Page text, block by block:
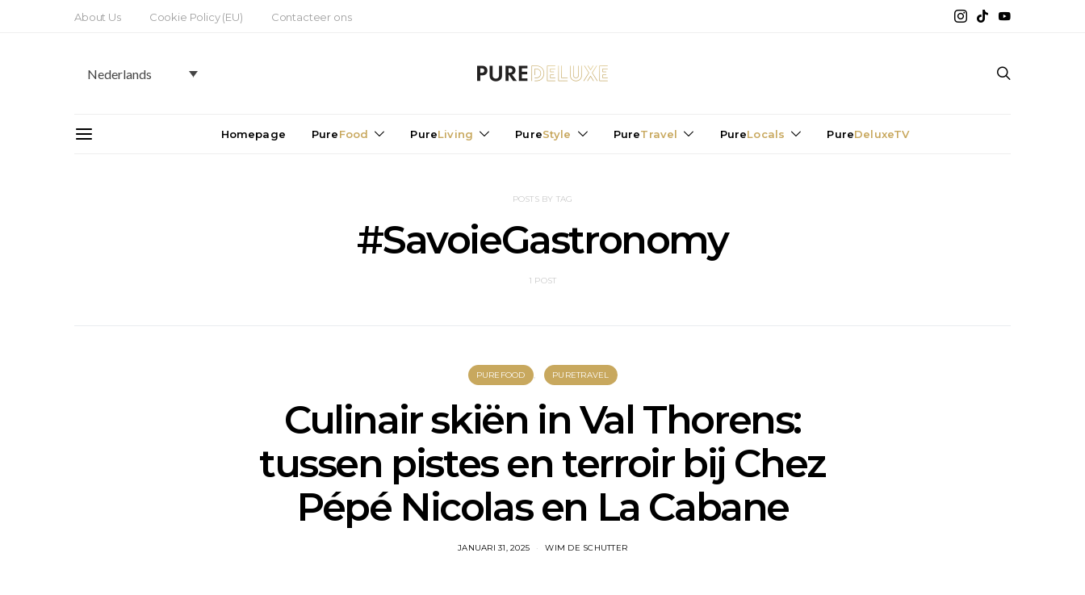
About Us Cookie Policy (EU) Contacteer ons
Nederlands
Homepage PureFood PureLiving PureStyle PureTravel PureLocals PureDeluxeTV
POSTS BY TAG
#SavoieGastronomy
1 POST
PUREFOOD PURETRAVEL
Culinair skiën in Val Thorens:
tussen pistes en terroir bij Chez
Pépé Nicolas en La Cabane
JANUARI 31, 2025 WIM DE SCHUTTER